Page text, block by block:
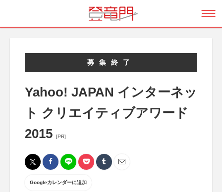
募集終了
Yahoo! JAPAN インターネッ
ト クリエイティブアワード
2015
[PR]
Googleカレンダーに追加